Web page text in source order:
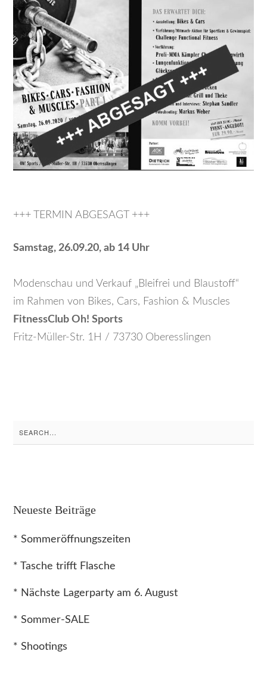
+++ TERMIN ABGESAGT +++
Samstag, 26.09.20, ab 14 Uhr
Modenschau und Verkauf „Bleifrei und Blaustoff“
im Rahmen von Bikes, Cars, Fashion & Muscles
FitnessClub Oh! Sports
Fritz-Müller-Str. 1H / 73730 Oberesslingen
Search
for:
Neueste Beiträge
* Sommeröffnungszeiten
* Tasche trifft Flasche
* Nächste Lagerparty am 6. August
* Sommer-SALE
* Shootings